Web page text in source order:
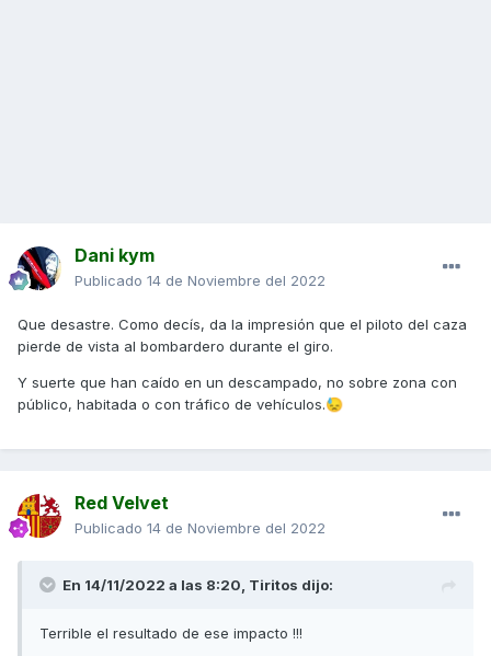
Dani kym
Publicado 14 de Noviembre del 2022
Que desastre. Como decís, da la impresión que el piloto del caza
pierde de vista al bombardero durante el giro.
Y suerte que han caído en un descampado, no sobre zona con
público, habitada o con tráfico de vehículos.😓
Red Velvet
Publicado 14 de Noviembre del 2022
En 14/11/2022 a las 8:20, Tiritos dijo:
Terrible el resultado de ese impacto !!!